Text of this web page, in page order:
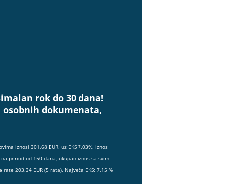
rok do 30 dana!
dokumenata,
iznosi 301,68 EUR, uz EKS 7,03%, iznos
period od 150 dana, ukupan iznos sa svim
203,34 EUR (5 rata). Najveća EKS: 7,15 %